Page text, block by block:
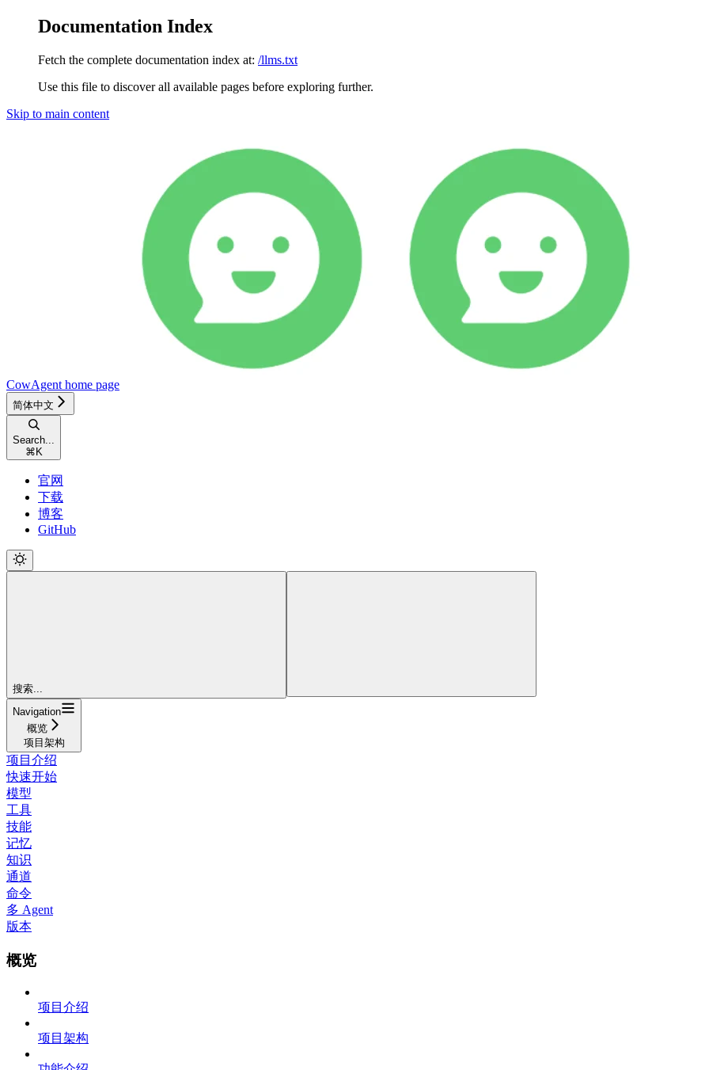
Documentation Index
Fetch the complete documentation index at: /llms.txt
Use this file to discover all available pages before exploring further.
Skip to main content
CowAgent home page
简体中文
Search...
⌘ K
官网
下载
博客
GitHub
搜索...
Navigation
概览
项目架构
项目介绍
快速开始
模型
工具
技能
记忆
知识
通道
命令
多 Agent
版本
概览
项目介绍
项目架构